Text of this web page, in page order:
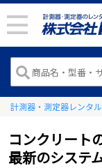
計測器・測定器レンタ
コンクリート
最新のシステ